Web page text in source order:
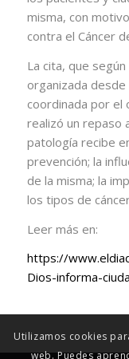
misma, con
contra el Cáncer
La cita, que
organizada
coordinada por el
realizó un repaso
patología recibe
prevención; la
de la misma; la
los tipos de
Leer más en:
https://
Dios-informa-
Utilizamos cookies
web. Puedes